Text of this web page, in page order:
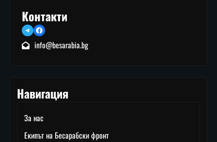
Контакти
TelegramFacebook
info@besarabia.bg
Навигация
За нас
Екипът на Бесарабски фронт